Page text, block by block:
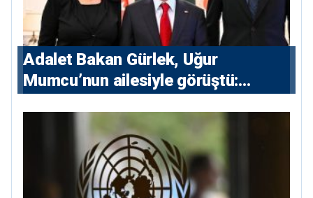
Adalet Bakan Gürlek, Uğur
Mumcu’nun ailesiyle görüştü:
devlet isterse her olayı ortaya